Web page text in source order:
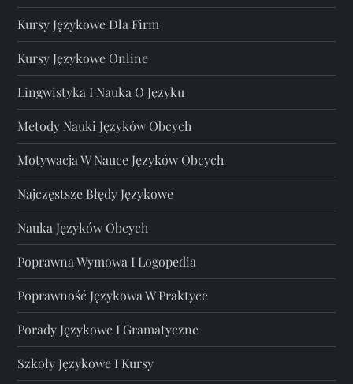
Kursy Językowe Dla Firm
Kursy Językowe Online
Lingwistyka I Nauka O Języku
Metody Nauki Języków Obcych
Motywacja W Nauce Języków Obcych
Najczęstsze Błędy Językowe
Nauka Języków Obcych
Poprawna Wymowa I Logopedia
Poprawność Językowa W Praktyce
Porady Językowe I Gramatyczne
Szkoły Językowe I Kursy